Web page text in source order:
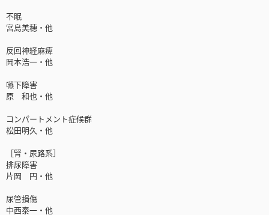
不眠
宮島美穂・他
反回神経麻痺
岡本浩一・他
嚥下障害
原 和也・他
コンパートメント症候群
松田明久・他
［腎・尿路系］
排尿障害
片岡 円・他
尿管損傷
中西泰一・他